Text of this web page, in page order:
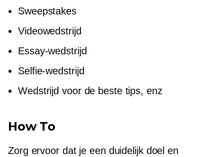
Sweepstakes
Videowedstrijd
Essay-wedstrijd
Selfie-wedstrijd
Wedstrijd voor de beste tips, enz
How To
Zorg ervoor dat je een duidelijk doel en